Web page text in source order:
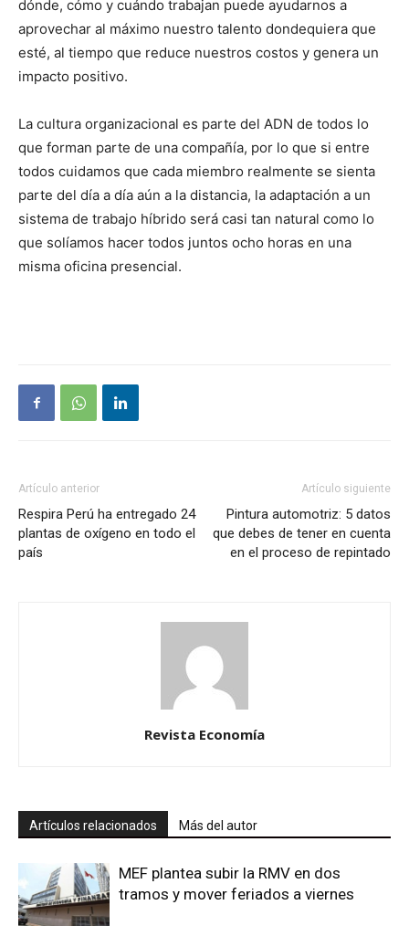
dónde, cómo y cuándo trabajan puede ayudarnos a
aprovechar al máximo nuestro talento dondequiera que
esté, al tiempo que reduce nuestros costos y genera un
impacto positivo.
La cultura organizacional es parte del ADN de todos lo
que forman parte de una compañía, por lo que si entre
todos cuidamos que cada miembro realmente se sienta
parte del día a día aún a la distancia, la adaptación a un
sistema de trabajo híbrido será casi tan natural como lo
que solíamos hacer todos juntos ocho horas en una
misma oficina presencial.
Artículo anterior
Respira Perú ha entregado 24
plantas de oxígeno en todo el
país
Artículo siguiente
Pintura automotriz: 5 datos
que debes de tener en cuenta
en el proceso de repintado
Revista Economía
Artículos relacionados Más del autor
MEF plantea subir la RMV en dos
tramos y mover feriados a viernes